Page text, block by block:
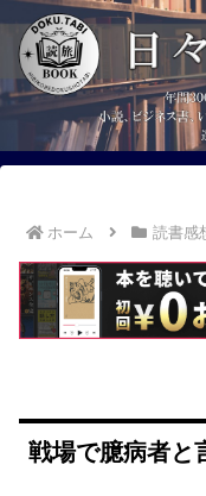
ホーム 読書感
戦場で臆病者と